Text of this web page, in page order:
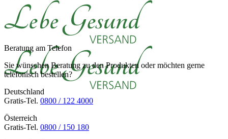
Beratung am Telefon
Sie wünschen Beratung zu den Produkten oder möchten gerne
telefonisch bestellen?
Deutschland
Gratis-Tel. 0800 / 122 4000
Österreich
Gratis-Tel. 0800 / 150 180